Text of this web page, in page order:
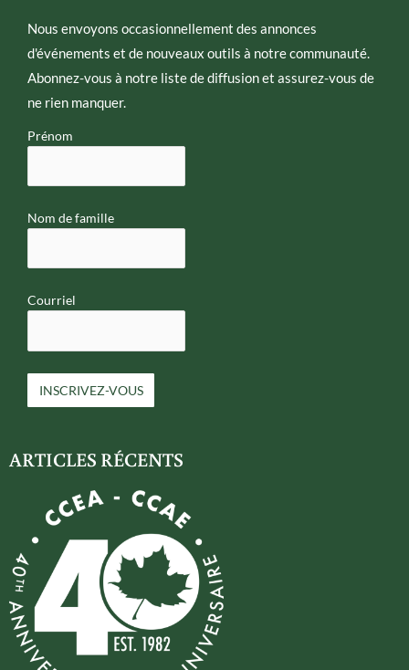
e
Nous envoyons occasionnellement des annonces
d'événements et de nouveaux outils à notre communauté.
Abonnez-vous à notre liste de diffusion et assurez-vous de
ne rien manquer.
Prénom
Nom de famille
Courriel
ARTICLES RÉCENTS